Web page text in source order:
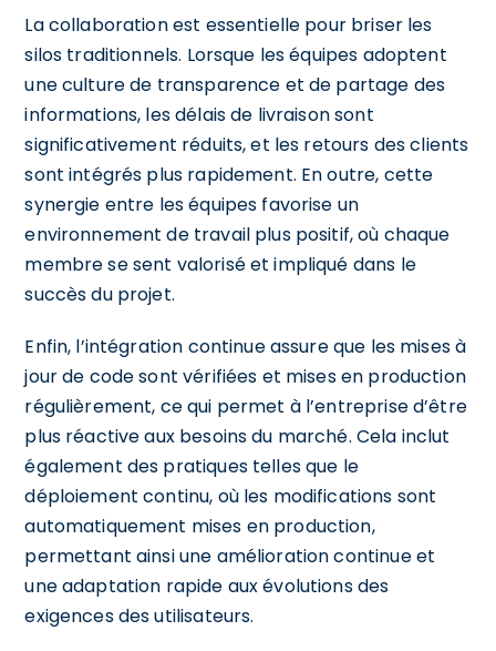
La collaboration est essentielle pour briser les
silos traditionnels. Lorsque les équipes adoptent
une culture de transparence et de partage des
informations, les délais de livraison sont
significativement réduits, et les retours des clients
sont intégrés plus rapidement. En outre, cette
synergie entre les équipes favorise un
environnement de travail plus positif, où chaque
membre se sent valorisé et impliqué dans le
succès du projet.
Enfin, l’intégration continue assure que les mises à
jour de code sont vérifiées et mises en production
régulièrement, ce qui permet à l’entreprise d’être
plus réactive aux besoins du marché. Cela inclut
également des pratiques telles que le
déploiement continu, où les modifications sont
automatiquement mises en production,
permettant ainsi une amélioration continue et
une adaptation rapide aux évolutions des
exigences des utilisateurs.